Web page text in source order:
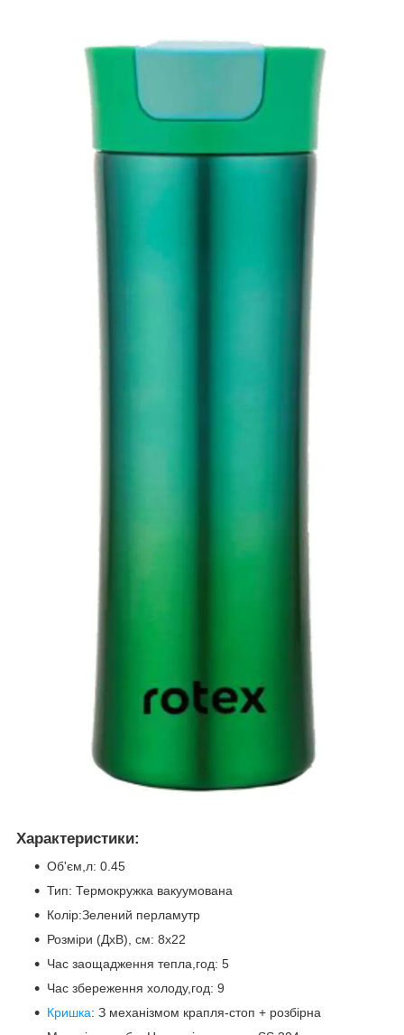
Характеристики:
Об'єм,л: 0.45
Тип: Термокружка вакуумована
Колір:Зелений перламутр
Розміри (ДхВ), см: 8х22
Час заощадження тепла,год: 5
Час збереження холоду,год: 9
Кришка: З механізмом крапля-стоп + розбірна